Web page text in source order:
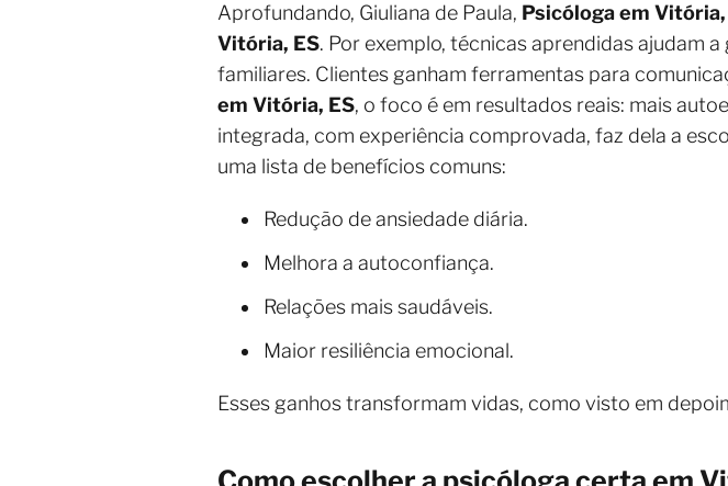
Aprofundando, Giuliana de Paula, Psicóloga em Vitória,
Vitória, ES. Por exemplo, técnicas aprendidas ajudam
familiares. Clientes ganham ferramentas para
em Vitória, ES, o foco é em resultados reais: mais
integrada, com experiência comprovada, faz dela a
uma lista de benefícios comuns:
Redução de ansiedade diária.
Melhora a autoconfiança.
Relações mais saudáveis.
Maior resiliência emocional.
Esses ganhos transformam vidas, como visto em